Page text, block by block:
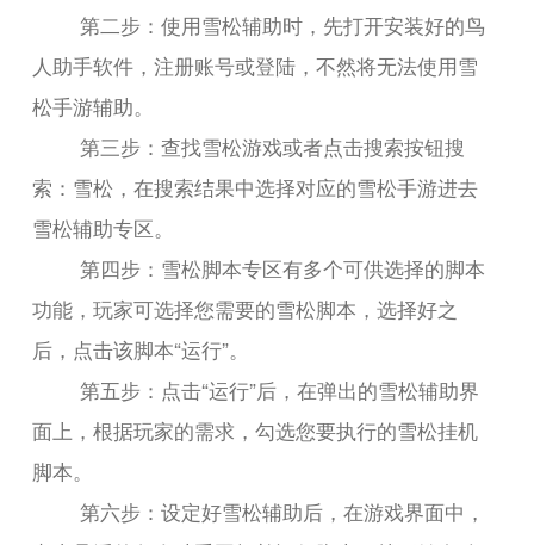
第二步：使用雪松辅助时，先打开安装好的鸟
人助手软件，注册账号或登陆，不然将无法使用雪
松手游辅助。
第三步：查找雪松游戏或者点击搜索按钮搜
索：雪松，在搜索结果中选择对应的雪松手游进去
雪松辅助专区。
第四步：雪松脚本专区有多个可供选择的脚本
功能，玩家可选择您需要的雪松脚本，选择好之
后，点击该脚本“运行”。
第五步：点击“运行”后，在弹出的雪松辅助界
面上，根据玩家的需求，勾选您要执行的雪松挂机
脚本。
第六步：设定好雪松辅助后，在游戏界面中，